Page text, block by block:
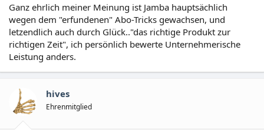
Ganz ehrlich meiner Meinung ist Jamba hauptsächlich
wegen dem "erfundenen" Abo-Tricks gewachsen, und
letzendlich auch durch Glück.."das richtige Produkt zur
richtigen Zeit", ich persönlich bewerte Unternehmerische
Leistung anders.
hives
Ehrenmitglied